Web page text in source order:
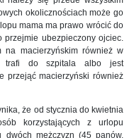
okolicznościach może go
mama ma prawo wrócić do
przejmie ubezpieczony ojciec.
na macierzyńskim również w
trafi do szpitala albo jest
przejąć macierzyński również
że od stycznia do kwietnia
korzystających z urlopu
dwóch mężczyzn (45 panów,